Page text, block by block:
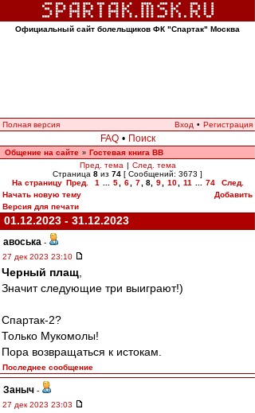
Официальный сайт болельщиков ФК "Спартак" Москва
Полная версия Вход • Регистрация
FAQ • Поиск
Общение на сайте » Гостевая книга ВВ
Пред. тема | След. тема
Страница 8 из 74 [ Сообщений: 3673 ]
На страницу Пред. 1 5 6 7 8, 9 10 11 74
След.
Начать новую тему
Добавить
Версия для печати
01.12.2023 - 31.12.2023
авоська -
27 дек 2023 23:10
Черный плащ
Значит следующие три выиграют!)
Спартак-2?
Только Мукомолы!
Пора возвращаться к истокам.
Последнее сообщение
Заныч -
27 дек 2023 23:03